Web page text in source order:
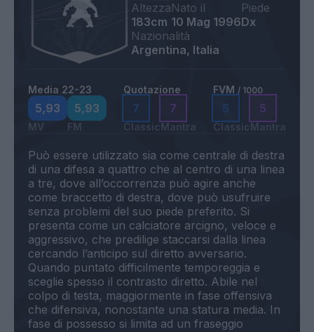
Altezza
183cm
Nato il
10 Mag 1996
Piede
Dx
Nazionalità
Argentina, Italia
Media 22-23
5,93
MV
5,93
FM
Quotazione
7
Classic
7
Mantra
FVM / 1000
5
Classic
5
Mantra
Può essere utilizzato sia come centrale di destra
di una difesa a quattro che al centro di una linea
a tre, dove all’occorrenza può agire anche
come braccetto di destra, dove può usufruire
senza problemi del suo piede preferito. Si
presenta come un calciatore arcigno, veloce e
aggressivo, che predilige staccarsi dalla linea
cercando l’anticipo sul diretto avversario.
Quando puntato difficilmente temporeggia e
sceglie spesso il contrasto diretto. Abile nel
colpo di testa, maggiormente in fase offensiva
che difensiva, nonostante una statura media. In
fase di possesso si limita ad un fraseggio